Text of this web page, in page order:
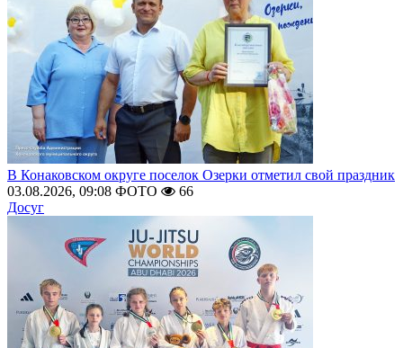
В Конаковском округе поселок Озерки отметил свой праздник
03.08.2026, 09:08 ФОТО
66
Досуг